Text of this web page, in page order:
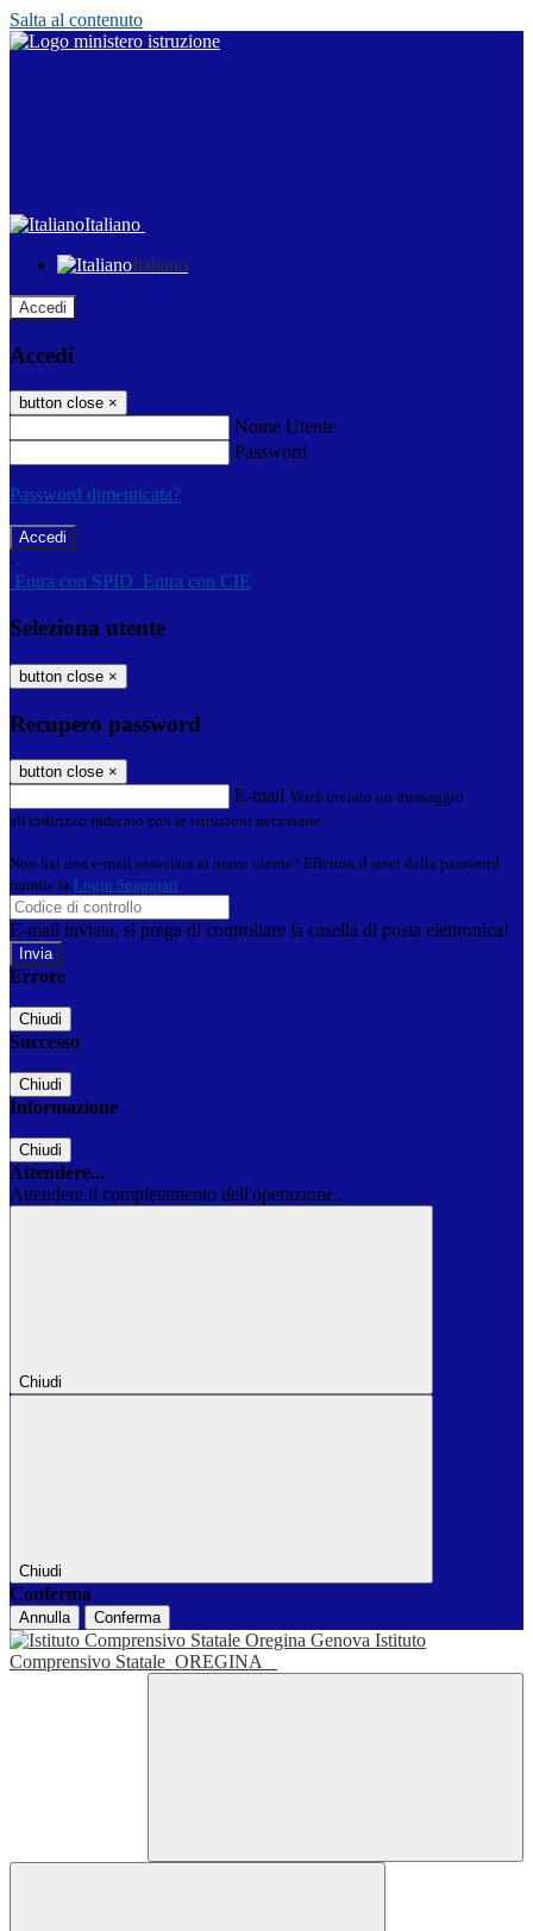
Salta al contenuto
Italiano
Italiano
Accedi
Accedi
button close ×
Nome Utente
Password
Password dimenticata?
-
Entra con SPID Entra con CIE
Seleziona utente
button close ×
Recupero password
button close ×
E-mail Verrà inviato un messaggio
all'indirizzo indicato con le istruzioni necessarie.
Non hai una e-mail associata al nome utente? Effettua il reset della password
tramite la Login Spaggiari
E-mail inviata, si prega di controllare la casella di posta elettronica!
Errore
Chiudi
Successo
Chiudi
Informazione
Chiudi
Attendere...
Attendere il completamento dell'operazione...
Chiudi
Chiudi
Conferma
Annulla Conferma
Istituto
Comprensivo Statale OREGINA